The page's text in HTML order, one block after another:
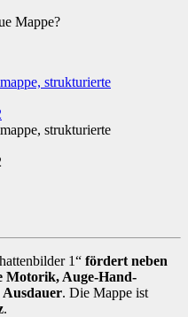
Mappe?
1“ fördert neben
Motorik, Auge-Hand-
. Die Mappe ist
.